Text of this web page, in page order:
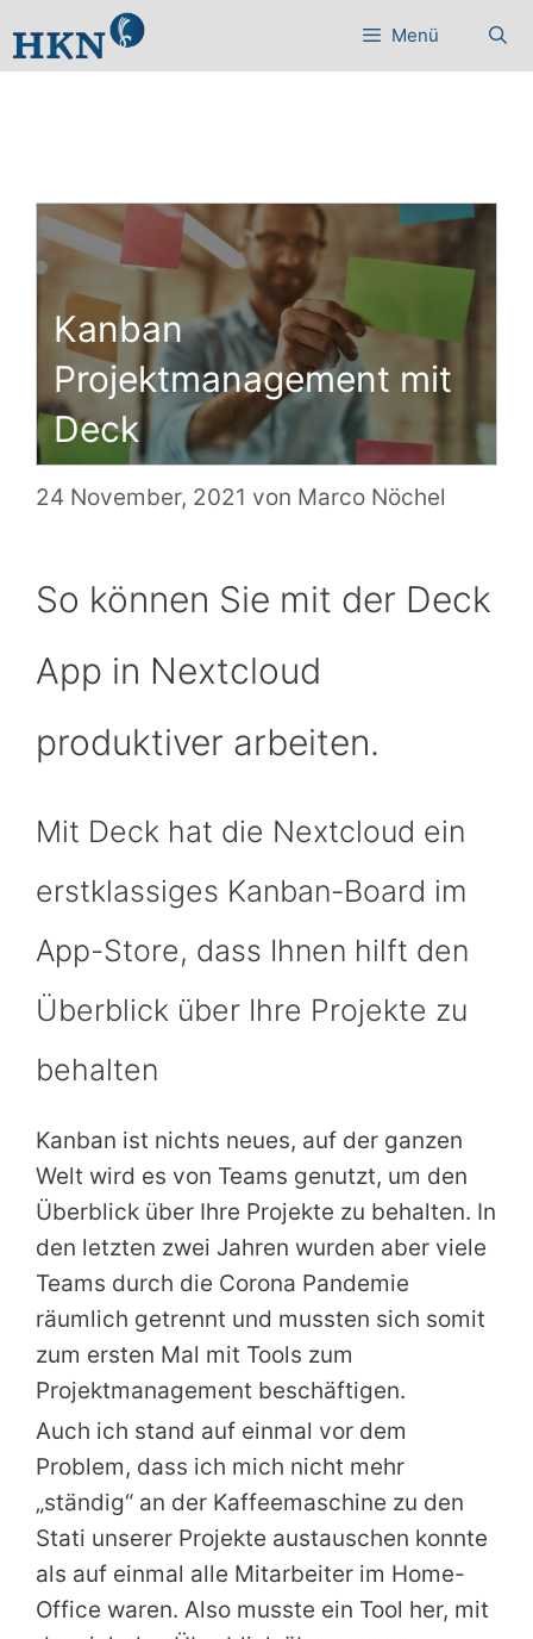
Inhalt
Menü
Kanban
Projektmanagement mit
Deck
24 November, 2021 von Marco Nöchel
So können Sie mit der Deck
App in Nextcloud
produktiver arbeiten.
Mit Deck hat die Nextcloud ein
erstklassiges Kanban-Board im
App-Store, dass Ihnen hilft den
Überblick über Ihre Projekte zu
behalten
Kanban ist nichts neues, auf der ganzen
Welt wird es von Teams genutzt, um den
Überblick über Ihre Projekte zu behalten. In
den letzten zwei Jahren wurden aber viele
Teams durch die Corona Pandemie
räumlich getrennt und mussten sich somit
zum ersten Mal mit Tools zum
Projektmanagement beschäftigen.
Auch ich stand auf einmal vor dem
Problem, dass ich mich nicht mehr
„ständig“ an der Kaffeemaschine zu den
Stati unserer Projekte austauschen konnte
als auf einmal alle Mitarbeiter im Home-
Office waren. Also musste ein Tool her, mit